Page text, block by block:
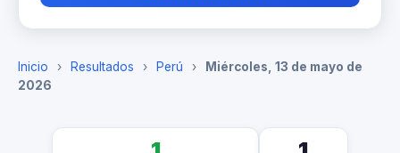
Inicio › Resultados › Perú ›
Miércoles, 13 de mayo de
2026